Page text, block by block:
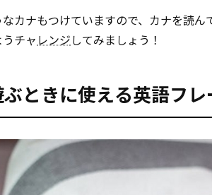
カナもつけていますので、カナを読
チャ レンジしてみましょう！
ときに使える英語フ